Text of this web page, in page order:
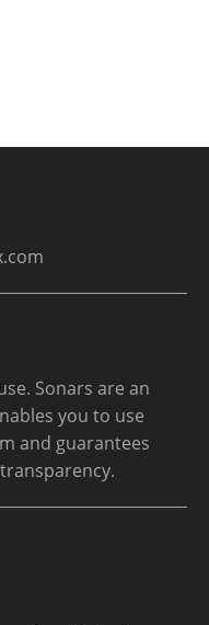
Sonars are an
you to use
and guarantees